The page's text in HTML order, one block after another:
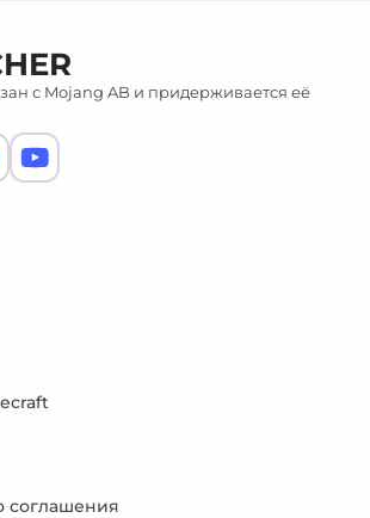
с Mojang AB и придерживается её
соглашения